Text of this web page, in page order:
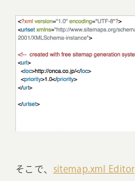
そこで、 sitemap.xml Editor